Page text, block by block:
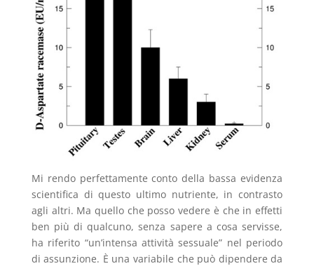
Mi rendo perfettamente conto della bassa evidenza
scientifica di questo ultimo nutriente, in contrasto
agli altri. Ma quello che posso vedere è che in effetti
ben più di qualcuno, senza sapere a cosa servisse,
ha riferito “un’intensa attività sessuale” nel periodo
di assunzione. È una variabile che può dipendere da